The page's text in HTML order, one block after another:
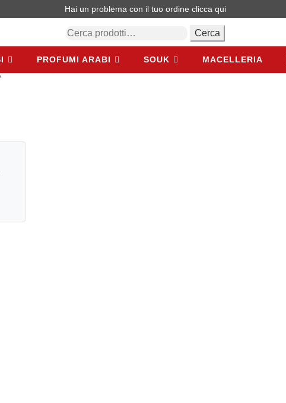
Hai un problema con il tuo ordine clicca qui
Cerca: Cerca
PROFUMI ARABI SOUK MACELLERIA
PROFUMI ARABI SOUK MACELLERIA